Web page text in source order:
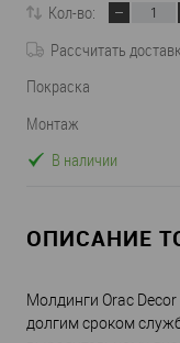
Кол-во:
Рассчитать
Покраска
Монтаж
В наличии
ОПИСАНИЕ
Молдинги Orac
долгим сроком